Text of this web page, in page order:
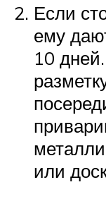
Если
ему
10
или